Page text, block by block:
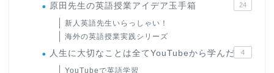
原田先生の英語授業アイデア玉手箱 24
新人英語先生いらっしゃい！
海外の英語授業実践シリーズ
人生に大切なことは全てYouTubeから学んだ 4
YouTubeで英語学習